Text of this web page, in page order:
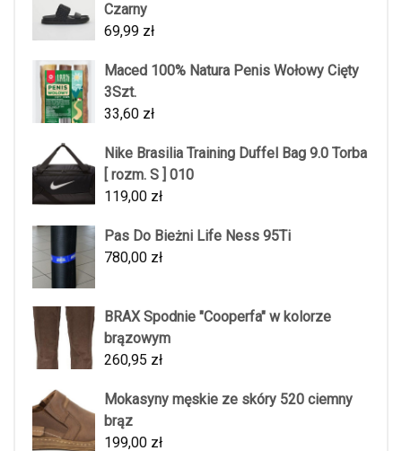
Czarny
69,99 zł
Maced 100% Natura Penis Wołowy Cięty
3Szt.
33,60 zł
Nike Brasilia Training Duffel Bag 9.0 Torba
[ rozm. S ] 010
119,00 zł
Pas Do Bieżni Life Ness 95Ti
780,00 zł
BRAX Spodnie "Cooperfa" w kolorze
brązowym
260,95 zł
Mokasyny męskie ze skóry 520 ciemny
brąz
199,00 zł